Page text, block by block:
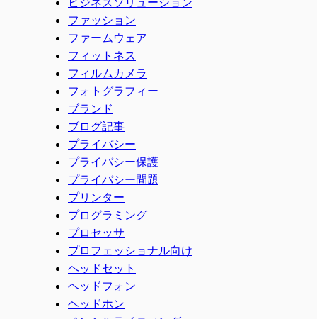
ファッション
ファームウェア
フィットネス
フィルムカメラ
フォトグラフィー
ブランド
ブログ記事
プライバシー
プライバシー保護
プライバシー問題
プリンター
プログラミング
プロセッサ
プロフェッショナル向け
ヘッドセット
ヘッドフォン
ヘッドホン